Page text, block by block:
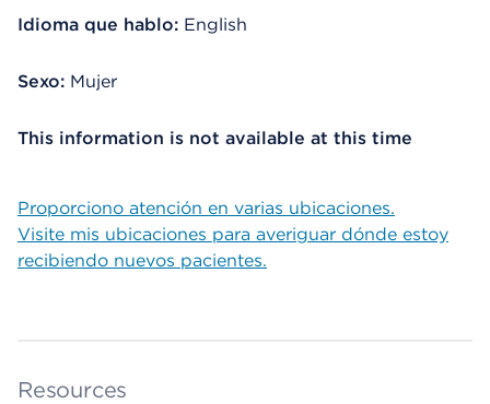
Idioma que hablo: English
Sexo: Mujer
This information is not available at this time
Proporciono atención en varias ubicaciones.
Visite mis ubicaciones para averiguar dónde estoy
recibiendo nuevos pacientes.
Resources